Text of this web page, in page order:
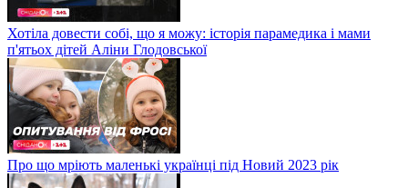
Хотіла довести собі, що я можу: історія парамедика і мами
п'ятьох дітей Аліни Глодовської
Про що мріють маленькі українці під Новий 2023 рік